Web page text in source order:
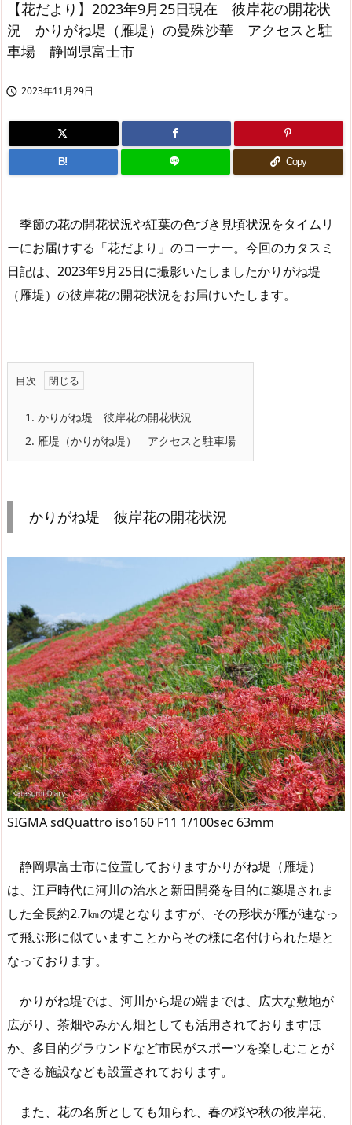
【花だより】2023年9月25日現在 彼岸花の開花状
況 かりがね堤（雁堤）の曼殊沙華 アクセスと駐
車場 静岡県富士市
 2023年11月29日
B! Copy
季節の花の開花状況や紅葉の色づき見頃状況をタイムリ
ーにお届けする「花だより」のコーナー。今回のカタスミ
日記は、2023年9月25日に撮影いたしましたかりがね堤
（雁堤）の彼岸花の開花状況をお届けいたします。
目次
1. かりがね堤 彼岸花の開花状況
2. 雁堤（かりがね堤） アクセスと駐車場
かりがね堤 彼岸花の開花状況
SIGMA sdQuattro iso160 F11 1/100sec 63mm
静岡県富士市に位置しておりますかりがね堤（雁堤）
は、江戸時代に河川の治水と新田開発を目的に築堤されま
した全長約2.7㎞の堤となりますが、その形状が雁が連なっ
て飛ぶ形に似ていますことからその様に名付けられた堤と
なっております。
かりがね堤では、河川から堤の端までは、広大な敷地が
広がり、茶畑やみかん畑としても活用されておりますほ
か、多目的グラウンドなど市民がスポーツを楽しむことが
できる施設なども設置されております。
また、花の名所としても知られ、春の桜や秋の彼岸花、